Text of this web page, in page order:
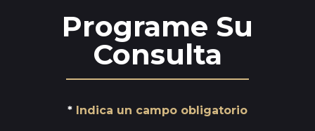
Programe Su
Consulta
Indica un campo obligatorio